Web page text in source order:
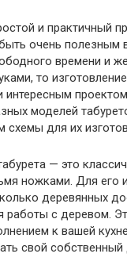
и практичный
очень полезным
времени и
то
моделей
схемы для их
— это
ножками. Для его
деревянных
работы с деревом.
к вашей
свой собственный